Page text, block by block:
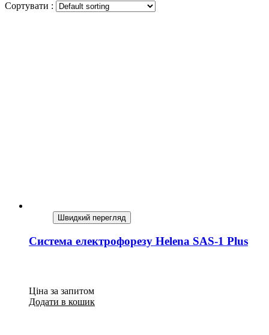
Сортувати :
Швидкий перегляд
Система електрофорезу Helena SAS-1 Plus
Ціна за запитом
Додати в кошик